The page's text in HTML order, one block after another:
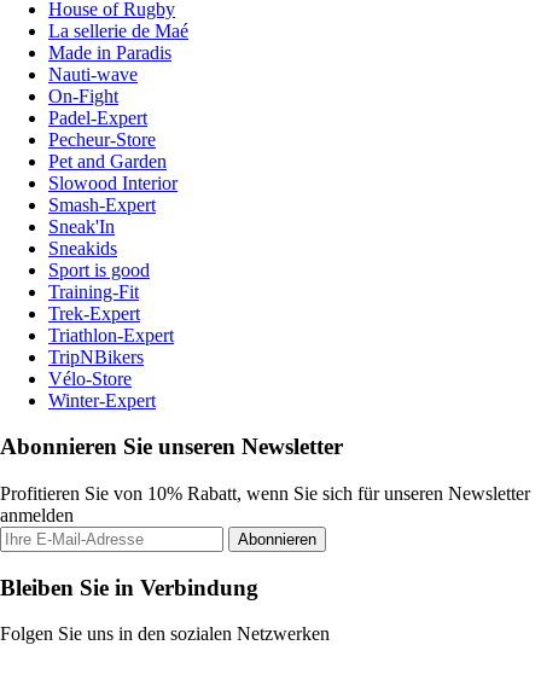
House of Rugby
La sellerie de Maé
Made in Paradis
Nauti-wave
On-Fight
Padel-Expert
Pecheur-Store
Pet and Garden
Slowood Interior
Smash-Expert
Sneak'In
Sneakids
Sport is good
Training-Fit
Trek-Expert
Triathlon-Expert
TripNBikers
Vélo-Store
Winter-Expert
Abonnieren Sie unseren Newsletter
Profitieren Sie von 10% Rabatt, wenn Sie sich für unseren Newsletter
anmelden
Abonnieren
Bleiben Sie in Verbindung
Folgen Sie uns in den sozialen Netzwerken